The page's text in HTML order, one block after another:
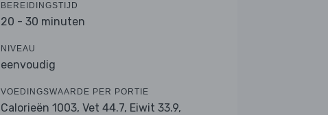
BEREIDINGSTIJD
20 - 30 minuten
NIVEAU
eenvoudig
VOEDINGSWAARDE PER PORTIE
Calorieën 1003, Vet 44.7, Eiwit 33.9,